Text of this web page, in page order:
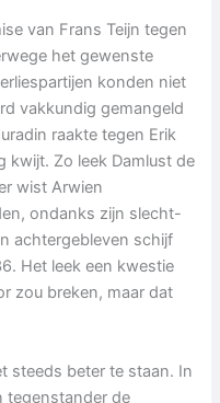
van Frans Teijn tegen
het gewenste
konden niet
vakkundig gemangeld
raakte tegen Erik
kwijt. Zo leek Damlust de
wist Arwien
ondanks zijn slecht-
achtergebleven schijf
Het leek een kwestie
zou breken, maar dat
steeds beter te staan. In
tegenstander de